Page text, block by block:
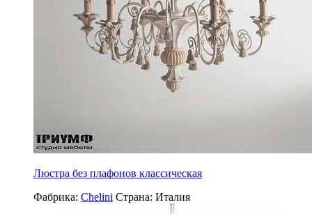
Люстра без плафонов классическая
Фабрика: Chelini Страна: Италия